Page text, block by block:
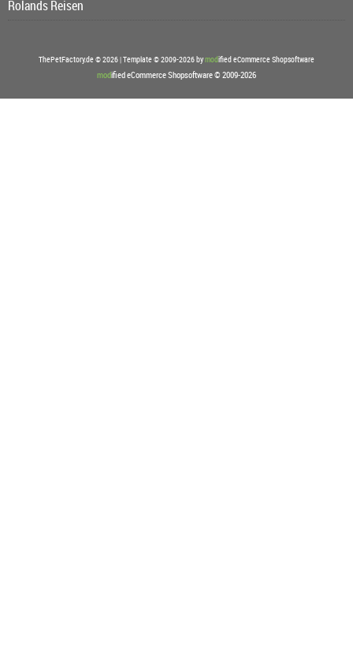
Rolands Reisen
ThePetFactory.de © 2026 | Template © 2009-2026 bymodified eCommerce Shopsoftware
modified eCommerce Shopsoftware © 2009-2026